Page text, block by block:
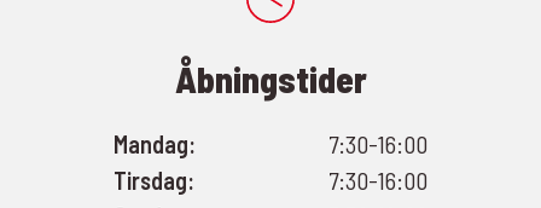
Åbningstider
Mandag:
7:30-16:00
Tirsdag:
7:30-16:00